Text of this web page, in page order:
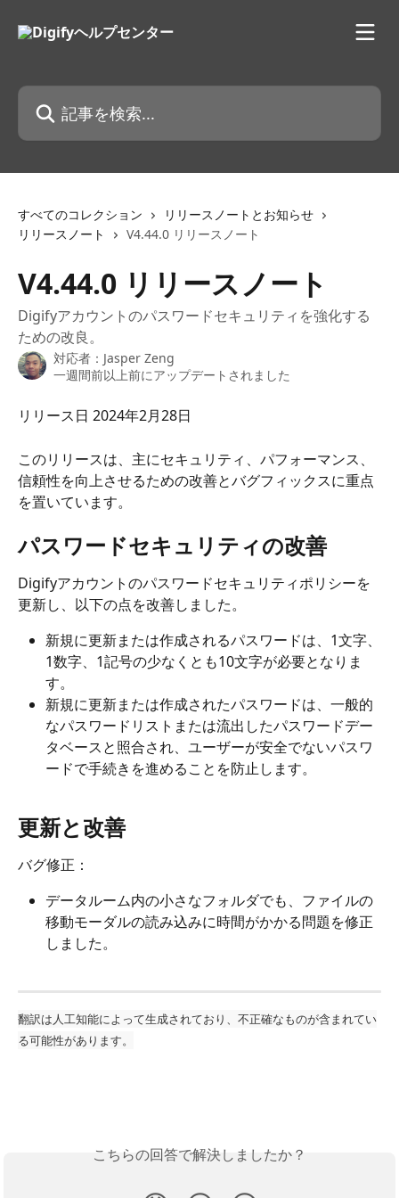
記事を検索...
すべてのコレクション
リリースノートとお知らせ
リリースノート
V4.44.0 リリースノート
V4.44.0 リリースノート
Digifyアカウントのパスワードセキュリティを強化する
ための改良。
対応者： Jasper Zeng
一週間前以上前にアップデートされました
リリース日 2024年2月28日
このリリースは、主にセキュリティ、パフォーマンス、
信頼性を向上させるための改善とバグフィックスに重点
を置いています。
パスワードセキュリティの改善
Digifyアカウントのパスワードセキュリティポリシーを
更新し、以下の点を改善しました。
新規に更新または作成されるパスワードは、1文字、
1数字、1記号の少なくとも10文字が必要となりま
す。
新規に更新または作成されたパスワードは、一般的
なパスワードリストまたは流出したパスワードデー
タベースと照合され、ユーザーが安全でないパスワ
ードで手続きを進めることを防止します。
更新と改善
バグ修正：
データルーム内の小さなフォルダでも、ファイルの
移動モーダルの読み込みに時間がかかる問題を修正
しました。
翻訳は人工知能によって生成されており、不正確なものが含まれてい
る可能性があります。
こちらの回答で解決しましたか？